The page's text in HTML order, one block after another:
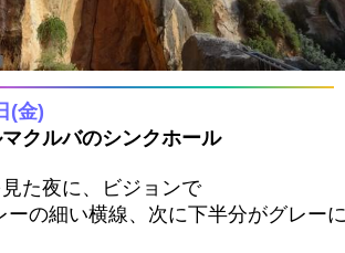
(金)
クルバのシンクホール
た夜に、ビジョンで
ーの細い横線、次に下半分がグレー